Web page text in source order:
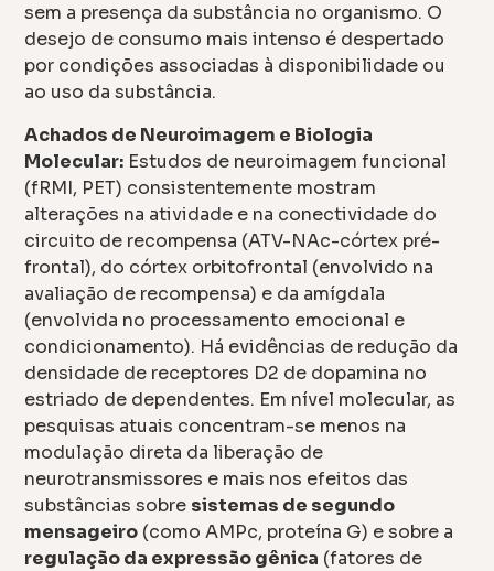
sem a presença da substância no organismo. O
desejo de consumo mais intenso é despertado
por condições associadas à disponibilidade ou
ao uso da substância.
Achados de Neuroimagem e Biologia
Molecular: Estudos de neuroimagem funcional
(fRMI, PET) consistentemente mostram
alterações na atividade e na conectividade do
circuito de recompensa (ATV-NAc-córtex pré-
frontal), do córtex orbitofrontal (envolvido na
avaliação de recompensa) e da amígdala
(envolvida no processamento emocional e
condicionamento). Há evidências de redução da
densidade de receptores D2 de dopamina no
estriado de dependentes. Em nível molecular, as
pesquisas atuais concentram-se menos na
modulação direta da liberação de
neurotransmissores e mais nos efeitos das
substâncias sobre sistemas de segundo
mensageiro (como AMPc, proteína G) e sobre a
regulação da expressão gênica (fatores de